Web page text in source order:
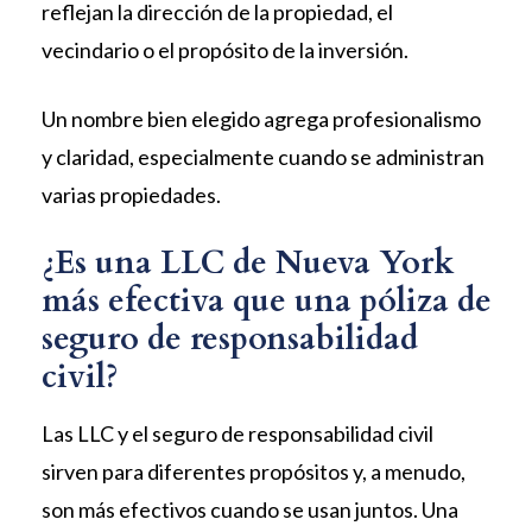
reflejan la dirección de la propiedad, el
vecindario o el propósito de la inversión.
Un nombre bien elegido agrega profesionalismo
y claridad, especialmente cuando se administran
varias propiedades.
¿Es una LLC de Nueva York
más efectiva que una póliza de
seguro de responsabilidad
civil?
Las LLC y el seguro de responsabilidad civil
sirven para diferentes propósitos y, a menudo,
son más efectivos cuando se usan juntos. Una